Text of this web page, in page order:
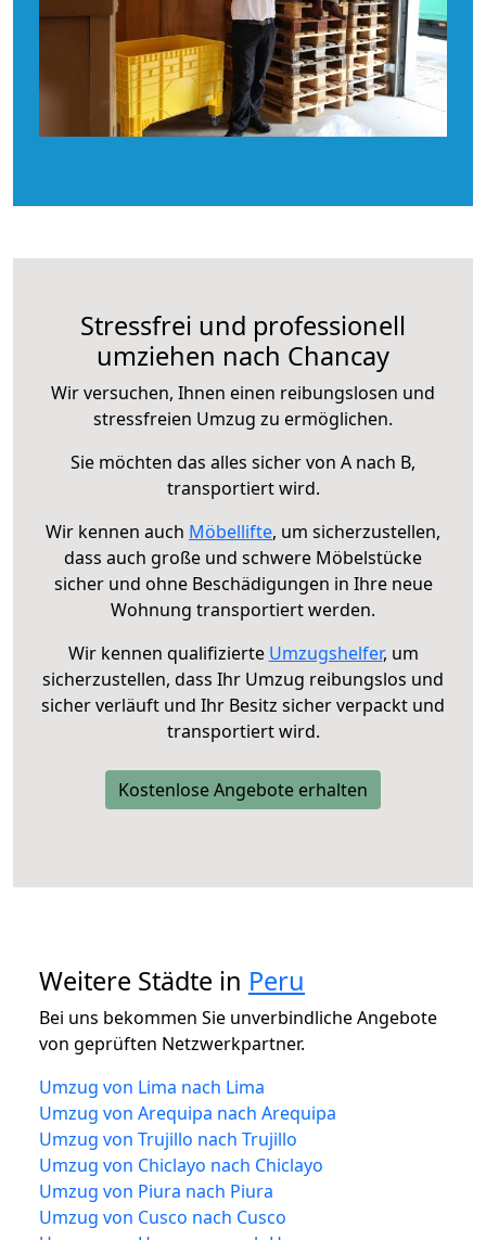
Stressfrei und professionell
umziehen nach Chancay
Wir versuchen, Ihnen einen reibungslosen und
stressfreien Umzug zu ermöglichen.
Sie möchten das alles sicher von A nach B,
transportiert wird.
Wir kennen auch Möbellifte, um sicherzustellen,
dass auch große und schwere Möbelstücke
sicher und ohne Beschädigungen in Ihre neue
Wohnung transportiert werden.
Wir kennen qualifizierte Umzugshelfer, um
sicherzustellen, dass Ihr Umzug reibungslos und
sicher verläuft und Ihr Besitz sicher verpackt und
transportiert wird.
Kostenlose Angebote erhalten
Weitere Städte in Peru
Bei uns bekommen Sie unverbindliche Angebote
von geprüften Netzwerkpartner.
Umzug von Lima nach Lima
Umzug von Arequipa nach Arequipa
Umzug von Trujillo nach Trujillo
Umzug von Chiclayo nach Chiclayo
Umzug von Piura nach Piura
Umzug von Cusco nach Cusco